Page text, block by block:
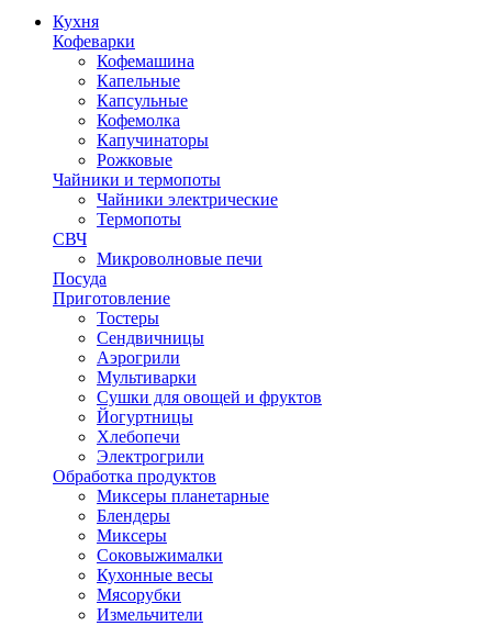
Кухня
Кофеварки
Кофемашина
Капельные
Капсульные
Кофемолка
Капучинаторы
Рожковые
Чайники и термопоты
Чайники электрические
Термопоты
СВЧ
Микроволновые печи
Посуда
Приготовление
Тостеры
Сендвичницы
Аэрогрили
Мультиварки
Сушки для овощей и фруктов
Йогуртницы
Хлебопечи
Электрогрили
Обработка продуктов
Миксеры планетарные
Блендеры
Миксеры
Соковыжималки
Кухонные весы
Мясорубки
Измельчители